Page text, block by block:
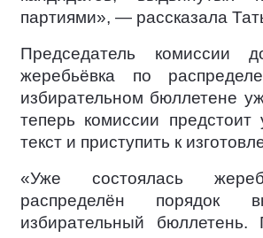
партиями», — рассказала
Председатель комиссии
жеребьёвка по
избирательном бюллетене
теперь комиссии предстоит
текст и приступить к
«Уже состоялась
распределён порядок
избирательный бюллетень.